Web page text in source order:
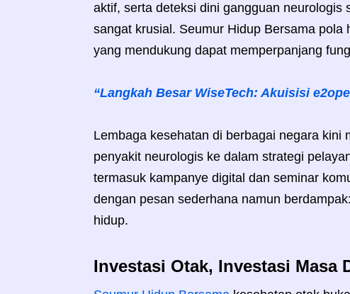
aktif, serta deteksi dini gangguan neurologis
sangat krusial. Seumur Hidup Bersama
yang mendukung dapat memperpanjang
“Langkah Besar WiseTech: Akuisisi
Lembaga kesehatan di berbagai negara kini
penyakit neurologis ke dalam strategi
termasuk kampanye digital dan seminar
dengan pesan sederhana namun
hidup.
Investasi Otak, Investasi Masa